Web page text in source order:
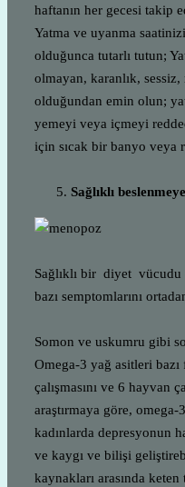
haftanın her gecesi takip
Yatma ve uyanma
olduğunca tutarlı tutun;
olmayan, karanlık,
olduğundan emin olun;
yemeyi veya içmeyi
için sıcak bir banyo veya
Sağlıklı
Sağlıklı bir diyet vücudu
bazı semptomlarını
Somon ve uskumru gibi
Omega-3 yağ asitleri
çalışmasını ve 6 hayvan
araştırmaya göre,
kadınlarda depresyonun
ve kaygı ve bilişi
kaynakları arasında